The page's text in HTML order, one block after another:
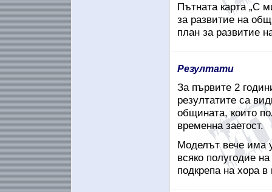
Пътната карта „С
за развитие на
план за развитие
Резултати
За първите 2
резултатите са
общината, които
временна заетост.
Моделът вече има
всяко полугодие
подкрепа на хора